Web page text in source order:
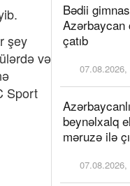
şey
və
Sport
Bədii
Azərbaycan
çatıb
07.08.2026,
beynəlxalq
məruzə ilə
07.08.2026,